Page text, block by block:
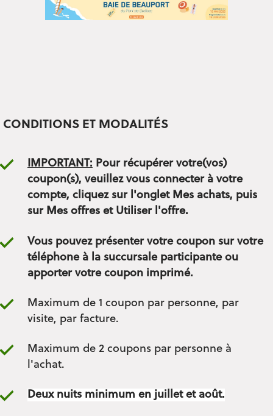
CONDITIONS ET MODALITÉS
IMPORTANT: Pour récupérer votre(vos)
coupon(s), veuillez vous connecter à votre
compte, cliquez sur l'onglet Mes achats, puis
sur Mes offres et Utiliser l'offre.
Vous pouvez présenter votre coupon sur votre
téléphone à la succursale participante ou
apporter votre coupon imprimé.
Maximum de 1 coupon par personne, par
visite, par facture.
Maximum de 2 coupons par personne à
l'achat.
Deux nuits minimum en juillet et août.